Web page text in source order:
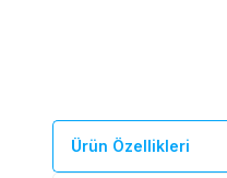
Ürün Özellikleri